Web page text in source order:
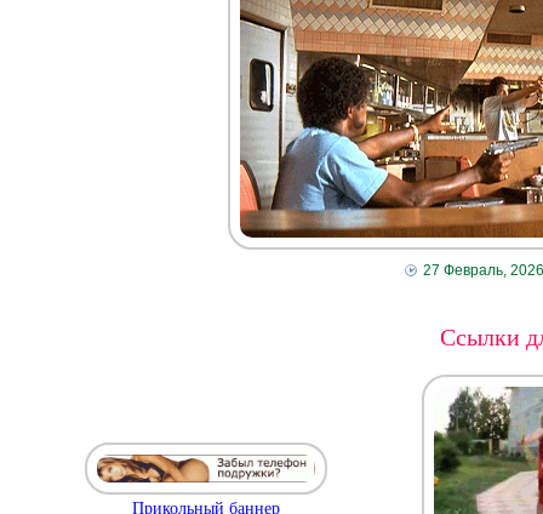
27 Февраль, 2026
Ссылки
Прикольный баннер